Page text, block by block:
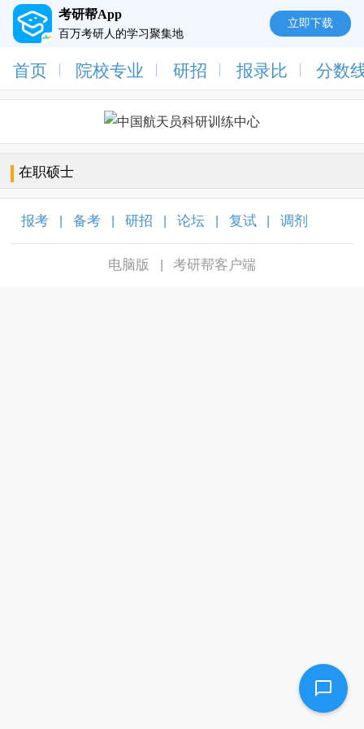
考研帮App
百万考研人的学习聚集地
立即下载
首页 院校专业 研招 报录比 分数
在职硕士
报考 备考 研招 论坛 复试 调剂
电脑版 考研帮客户端